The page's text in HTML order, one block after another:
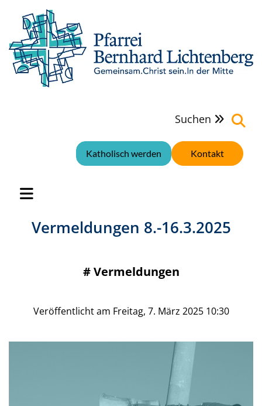
Suchen 
Kontakt
Katholisch werden
Vermeldungen 8.-16.3.2025
#Vermeldungen
Veröffentlicht am Freitag, 7. März 2025 10:30